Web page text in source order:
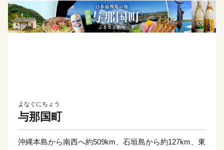
よなぐにちょう
与那国町
沖縄本島から南西へ約509km、石垣島から約127km、東